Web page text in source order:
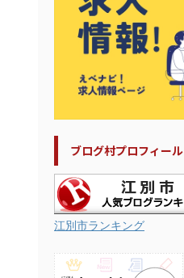
ブログ村プロフィール
江別市ランキング